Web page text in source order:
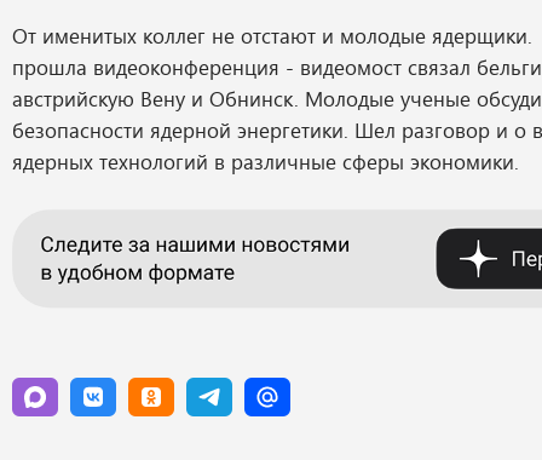
От именитых коллег не отстают и молодые
прошла видеоконференция - видеомост связал
австрийскую Вену и Обнинск. Молодые ученые
безопасности ядерной энергетики. Шел разговор и о
ядерных технологий в различные сферы экономики.